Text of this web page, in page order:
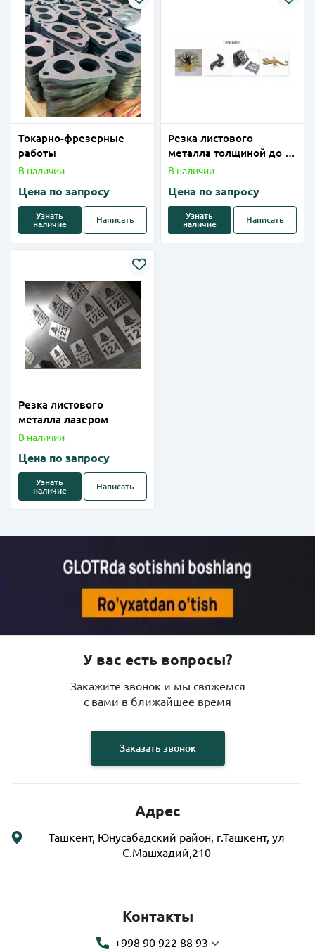
Токарно-фрезерные
работы
В наличии
Цена по запросу
Узнать
наличие
Написать
Резка листового
металла толщиной до 1-
14мм ( чёрная сталь) на
В наличии
Цена по запросу
Узнать
наличие
Написать
Резка листового
металла лазером
В наличии
Цена по запросу
Узнать
наличие
Написать
У вас есть вопросы?
Закажите звонок и мы свяжемся
с вами в ближайшее время
Заказать звонок
Адрес
Ташкент, Юнусабадский район, г.Ташкент, ул
С.Машхадий,210
Контакты
+998 90 922 88 93